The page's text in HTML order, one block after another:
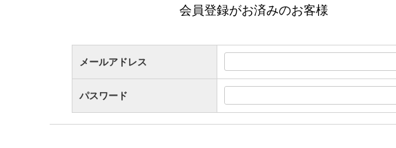
会員登録がお済みのお客様
メールアドレス
パスワード